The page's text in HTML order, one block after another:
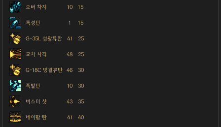
오버 차지 10 15
특성탄 1 15
G-35L 섬광류탄 41 25
교차 사격 48 25
G-18C 빙결류탄 46 30
폭발탄 10 30
버스터 샷 43 35
네이팜 탄 41 40